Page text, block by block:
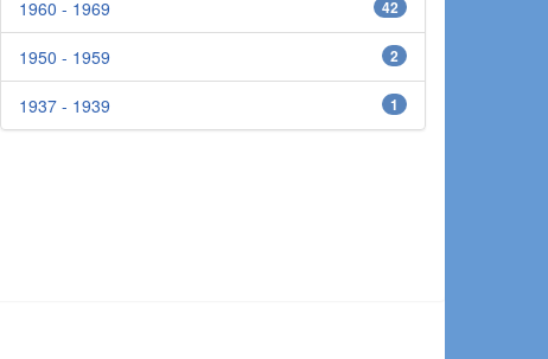
42
1960 - 1969
2
1950 - 1959
1
1937 - 1939